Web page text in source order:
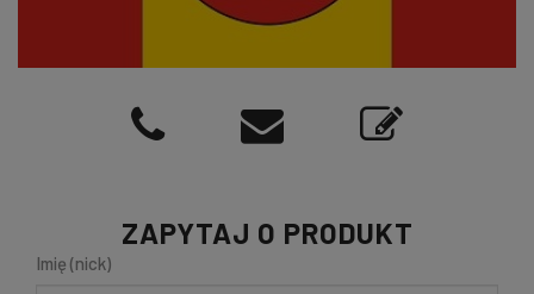
ZAPYTAJ O PRODUKT
Imię (nick)